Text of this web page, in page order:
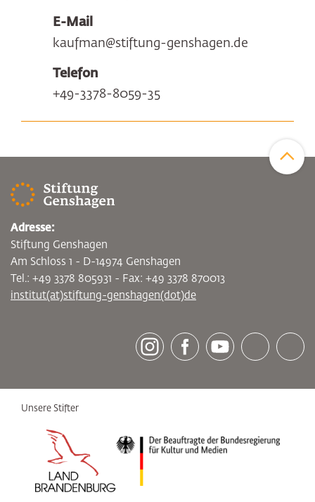
E-Mail
kaufman@stiftung-genshagen.de
Telefon
+49-3378-8059-35
[socialLinksTitle]
Adresse:
Stiftung Genshagen
Am Schloss 1 - D-14974 Genshagen
Tel.: +49 3378 805931 - Fax: +49 3378 870013
institut(at)stiftung-genshagen(dot)de
Unsere Stifter